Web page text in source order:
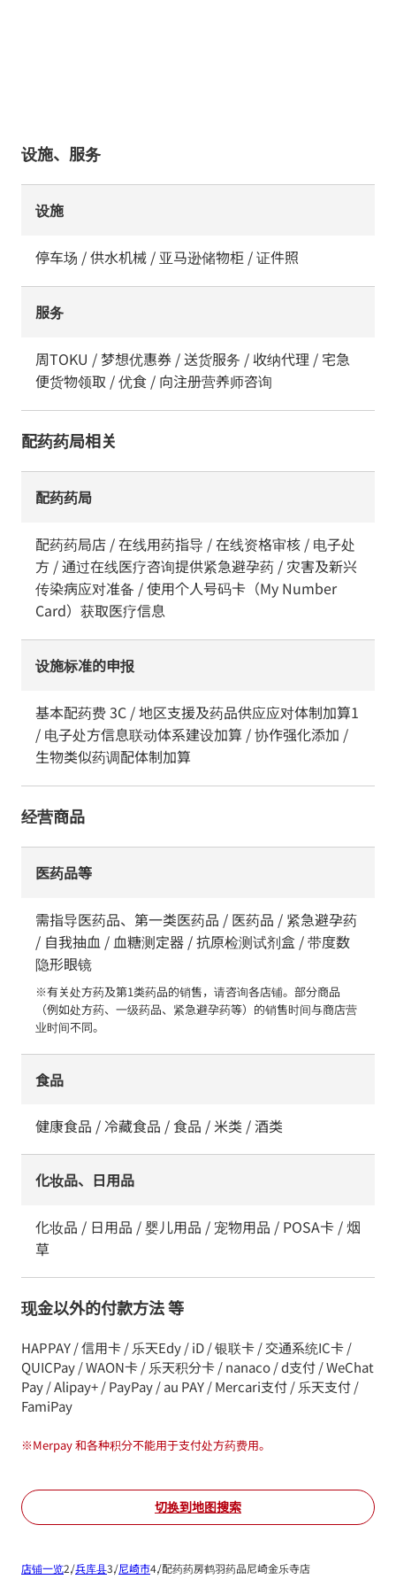
设施、服务
设施
停车场 / 供水机械 / 亚马逊储物柜 / 证件照
服务
周TOKU / 梦想优惠券 / 送货服务 / 收纳代理 / 宅急
便货物领取 / 优食 / 向注册营养师咨询
配药药局相关
配药药局
配药药局店 / 在线用药指导 / 在线资格审核 / 电子处
方 / 通过在线医疗咨询提供紧急避孕药 / 灾害及新兴
传染病应对准备 / 使用个人号码卡（My Number
Card）获取医疗信息
设施标准的申报
基本配药费 3C / 地区支援及药品供应应对体制加算1
/ 电子处方信息联动体系建设加算 / 协作强化添加 /
生物类似药调配体制加算
经营商品
医药品等
需指导医药品、第一类医药品 / 医药品 / 紧急避孕药
/ 自我抽血 / 血糖测定器 / 抗原检测试剂盒 / 带度数
隐形眼镜
※有关处方药及第1类药品的销售，请咨询各店铺。部分商品
（例如处方药、一级药品、紧急避孕药等）的销售时间与商店营
业时间不同。
食品
健康食品 / 冷藏食品 / 食品 / 米类 / 酒类
化妆品、日用品
化妆品 / 日用品 / 婴儿用品 / 宠物用品 / POSA卡 / 烟
草
现金以外的付款方法 等
HAPPAY / 信用卡 / 乐天Edy / iD / 银联卡 / 交通系统IC卡 /
QUICPay / WAON卡 / 乐天积分卡 / nanaco / d支付 / WeChat
Pay / Alipay+ / PayPay / au PAY / Mercari支付 / 乐天支付 /
FamiPay
※Merpay 和各种积分不能用于支付处方药费用。
切换到地图搜索
店铺一览 兵库县 尼崎市 配药药房鹤羽药品尼崎金乐寺店